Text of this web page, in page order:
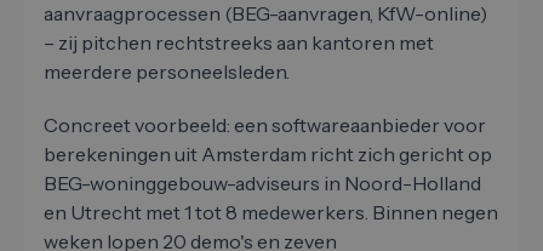
aanvraagprocessen (BEG-aanvragen, KfW-online)
– zij pitchen rechtstreeks aan kantoren met
meerdere personeelsleden.
Concreet voorbeeld: een softwareaanbieder voor
berekeningen uit Amsterdam richt zich gericht op
BEG-woninggebouw-adviseurs in Noord-Holland
en Utrecht met 1 tot 8 medewerkers. Binnen negen
weken lopen 20 demo's en zeven